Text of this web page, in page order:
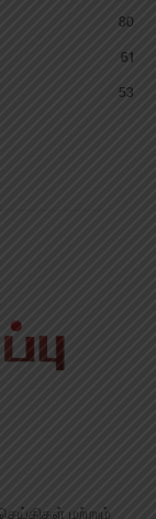
80
61
53
மற்றும்